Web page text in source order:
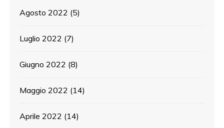
Agosto 2022 (5)
Luglio 2022 (7)
Giugno 2022 (8)
Maggio 2022 (14)
Aprile 2022 (14)